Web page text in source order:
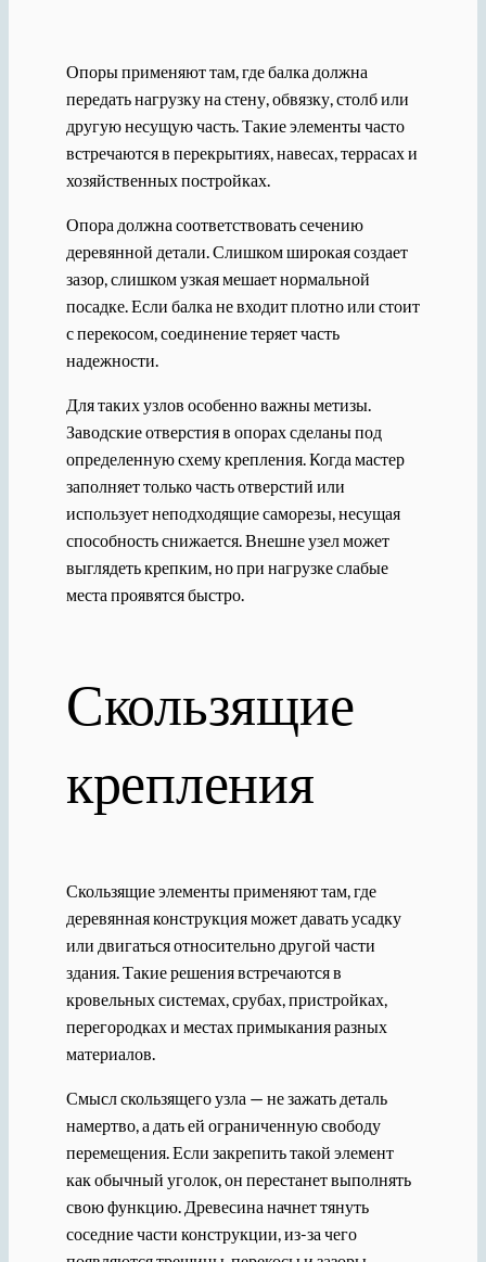
Опоры применяют там, где балка должна
передать нагрузку на стену, обвязку, столб или
другую несущую часть. Такие элементы часто
встречаются в перекрытиях, навесах, террасах и
хозяйственных постройках.
Опора должна соответствовать сечению
деревянной детали. Слишком широкая создает
зазор, слишком узкая мешает нормальной
посадке. Если балка не входит плотно или стоит
с перекосом, соединение теряет часть
надежности.
Для таких узлов особенно важны метизы.
Заводские отверстия в опорах сделаны под
определенную схему крепления. Когда мастер
заполняет только часть отверстий или
использует неподходящие саморезы, несущая
способность снижается. Внешне узел может
выглядеть крепким, но при нагрузке слабые
места проявятся быстро.
Скользящие
крепления
Скользящие элементы применяют там, где
деревянная конструкция может давать усадку
или двигаться относительно другой части
здания. Такие решения встречаются в
кровельных системах, срубах, пристройках,
перегородках и местах примыкания разных
материалов.
Смысл скользящего узла — не зажать деталь
намертво, а дать ей ограниченную свободу
перемещения. Если закрепить такой элемент
как обычный уголок, он перестанет выполнять
свою функцию. Древесина начнет тянуть
соседние части конструкции, из-за чего